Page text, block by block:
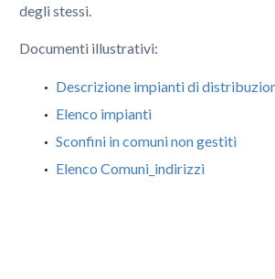
degli stessi.
Documenti illustrativi:
Descrizione impianti di
Elenco impianti
Sconfini in comuni non gestiti
Elenco Comuni_indirizzi